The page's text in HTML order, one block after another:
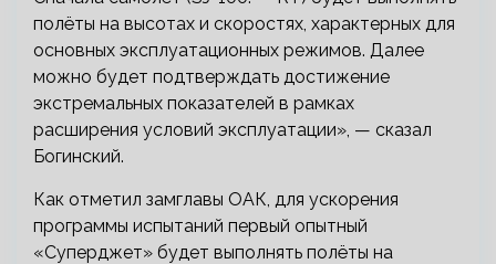
полёты на высотах и скоростях, характерных для
основных эксплуатационных режимов. Далее
можно будет подтверждать достижение
экстремальных показателей в рамках
расширения условий эксплуатации», — сказал
Богинский.
Как отметил замглавы ОАК, для ускорения
программы испытаний первый опытный
«Суперджет» будет выполнять полёты на